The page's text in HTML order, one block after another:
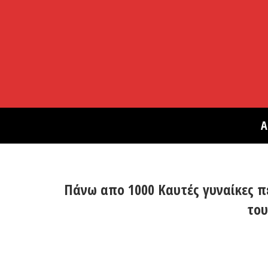
Πάνω απο 1000 Καυτές γυναίκες